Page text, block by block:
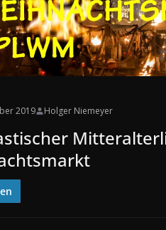
2019 Holger Niemeyer